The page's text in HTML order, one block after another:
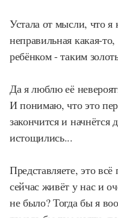
Устала от мысли, что я
неправильная какая-
ребёнком - таким
Да я люблю её
И понимаю, что это
закончится и
истощились...
Представляете, это
сейчас живёт у нас и
не было? Тогда бы я